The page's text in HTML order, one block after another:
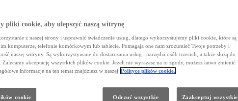
pliki cookie, aby ulepszyć naszą witrynę
z naszej strony i usprawnić świadczenie usług, dlatego wykorzystujemy pliki cookie, które są
komputerze, telefonie komórkowym lub tablecie. Pomagają one nam zrozumieć Twoje potrzeby i
naszej witryny. Są wykorzystywane do dostarczania usług i narzędzi osób trzecich, a także służą do
akceptację wszystkich plików cookie. Jeżeli nie wyrażasz na to zgody, możesz łatwo zmienić
informacje na ten temat znajdziesz w naszej Polityce plików cookie.
cookie Odrzuć wszystkie Zaakceptuj wszystkie